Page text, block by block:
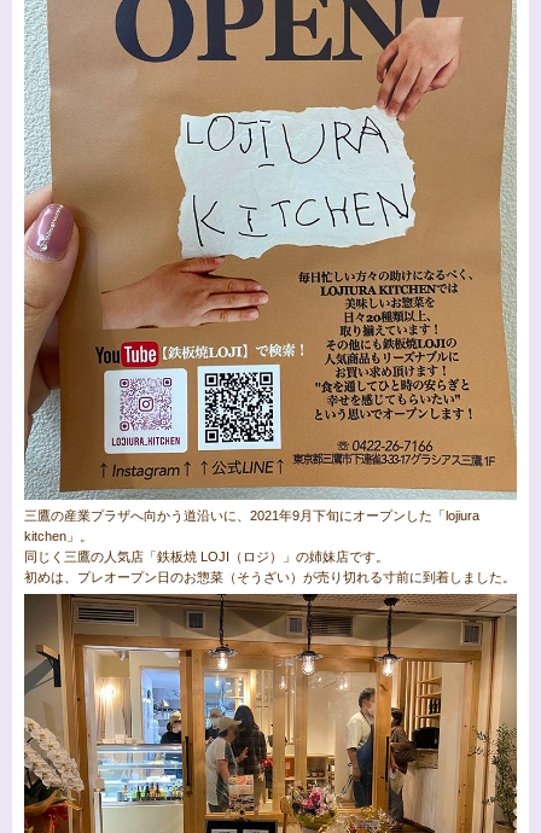
三鷹の産業プラザへ向かう道沿いに、2021年9月下旬にオープンした「lojiura
kitchen」。
同じく三鷹の人気店「鉄板焼 LOJI（ロジ）」の姉妹店です。
初めは、プレオープン日のお惣菜（そうざい）が売り切れる寸前に到着しました。